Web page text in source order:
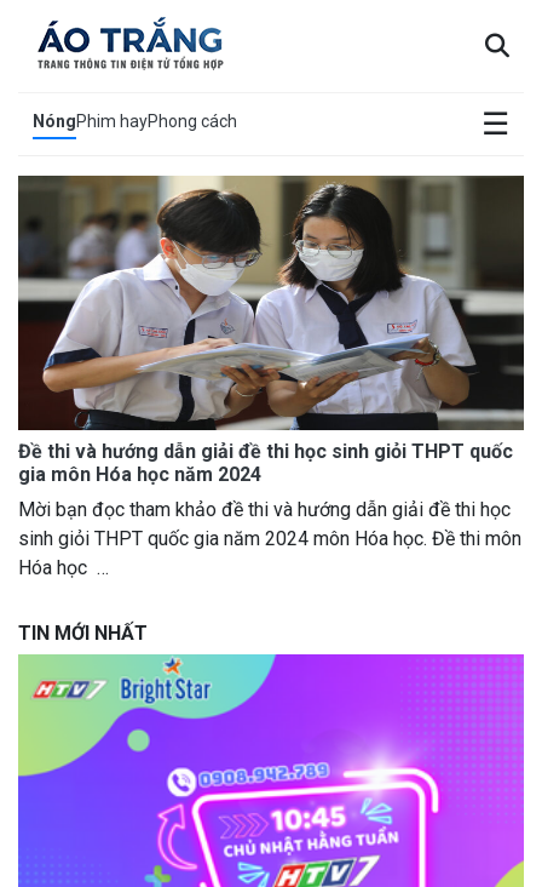
NóngPhim hayPhong cách ☰
×
Đề thi và hướng dẫn giải đề thi học sinh giỏi THPT quốc
gia môn Hóa học năm 2024
Mời bạn đọc tham khảo đề thi và hướng dẫn giải đề thi học
sinh giỏi THPT quốc gia năm 2024 môn Hóa học. Đề thi môn
Hóa học …
TIN MỚI NHẤT